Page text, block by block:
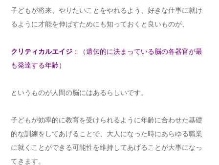
子どもが将来、やりたいことをやれるよう、好きな仕事に就け
るように才能を伸ばすためにも知っておくと良いものが、
クリティカルエイジ ：（遺伝的に決まっている脳の各器官が最
も発達する年齢）
というものが人間の脳にはあるらしいです。
子どもが効率的に教育を受けられるように年齢に合わせた基礎
的な訓練をしてあげることで、大人になった時にあらゆる職業
に就くことができる可能性を維持してあげることが大事になっ
てきます。